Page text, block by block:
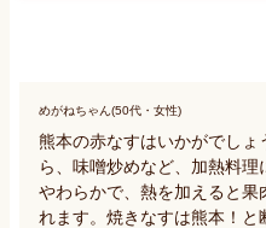
めがねちゃん(50代・女性)
熊本の赤なすはいかがでし
ら、味噌炒めなど、加熱料理
やわらかで、熱を加えると果
れます。焼きなすは熊本！と